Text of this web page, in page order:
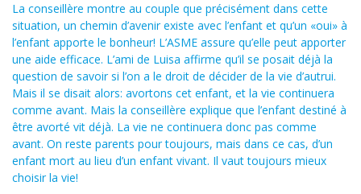
La conseillère montre au couple que précisément dans cette
situation, un chemin d’avenir existe avec l’enfant et qu’un «oui» à
l’enfant apporte le bonheur! L’ASME assure qu’elle peut apporter
une aide efficace. L’ami de Luisa affirme qu’il se posait déjà la
question de savoir si l’on a le droit de décider de la vie d’autrui.
Mais il se disait alors: avortons cet enfant, et la vie continuera
comme avant. Mais la conseillère explique que l’enfant destiné à
être avorté vit déjà. La vie ne continuera donc pas comme
avant. On reste parents pour toujours, mais dans ce cas, d’un
enfant mort au lieu d’un enfant vivant. Il vaut toujours mieux
choisir la vie!